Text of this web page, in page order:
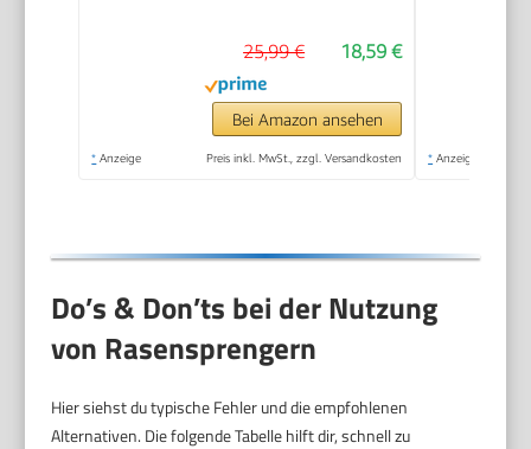
Flächen bis 90 m²
einstellbar, Quick &
Easy
Verbindungstechnik
18,59 €
25,99 €
Bei Amazon ansehen
* Anzeige Preis inkl. MwSt., zzgl. Versandkosten * Anzeige
Do’s & Don’ts bei der Nutzung
von Rasensprengern
Hier siehst du typische Fehler und die empfohlenen
Alternativen. Die folgende Tabelle hilft dir, schnell zu